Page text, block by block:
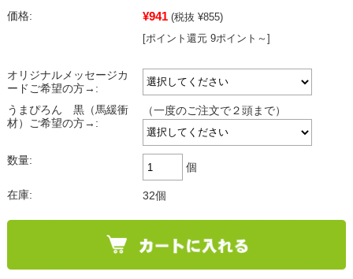
価格: ¥941 (税抜 ¥855)
[ポイント還元 9ポイント～]
オリジナルメッセージカ
ードご希望の方→:
うまぴろん 黒（馬緩衝
材）ご希望の方→:
（一度のご注文で２頭まで）
数量:
個
在庫: 32個